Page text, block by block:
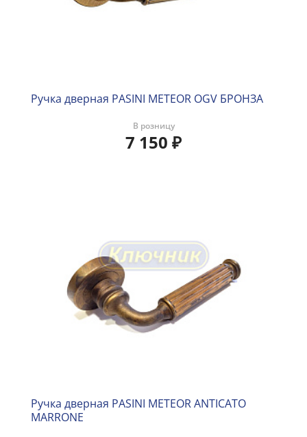
Ручка дверная PASINI METEOR OGV БРОНЗА
В розницу
7 150 ₽
Ручка дверная PASINI METEOR ANTICATO
MARRONE